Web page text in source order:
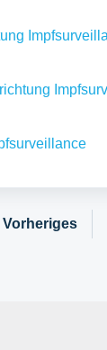
Vorheriges